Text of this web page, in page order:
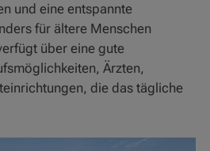
und eine entspannte
für ältere Menschen
über eine gute
Ärzten,
die das tägliche